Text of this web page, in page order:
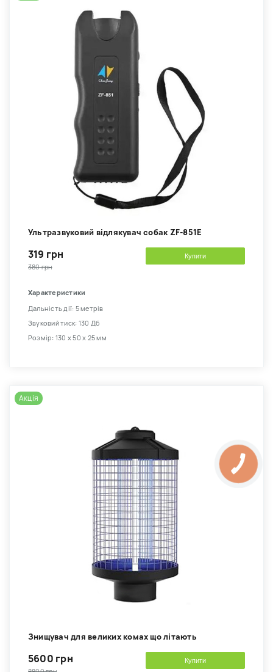
Ультразвуковий відлякувач собак ZF-851E
319 грн
380 грн
Купити
Характеристики
Дальність дії: 5 метрів
Звуковий тиск: 130 Дб
Розмір: 130 х 50 х 25 мм
Акція
Знищувач для великих комах що літають
5600 грн Купити